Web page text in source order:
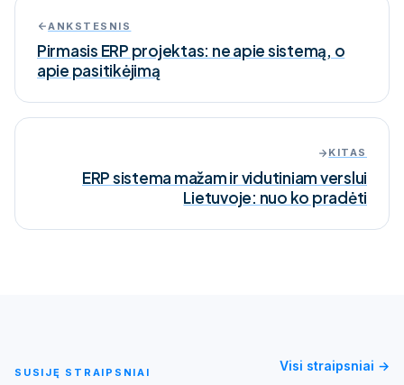
ANKSTESNIS
Pirmasis ERP projektas: ne apie sistemą, o
apie pasitikėjimą
KITAS
ERP sistema mažam ir vidutiniam verslui
Lietuvoje: nuo ko pradėti
SUSIJĘ STRAIPSNIAI Visi straipsniai →